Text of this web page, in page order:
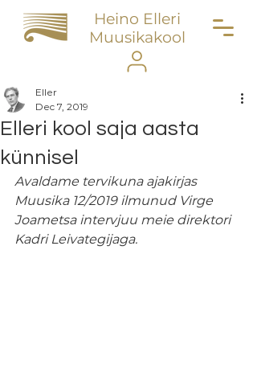
Heino Elleri
Muusikakool
Elleri kool saja aasta
künnisel
Eller
Dec 7, 2019
Avaldame tervikuna ajakirjas
Muusika 12/2019 ilmunud Virge
Joametsa intervjuu meie direktori
Kadri Leivategijaga.